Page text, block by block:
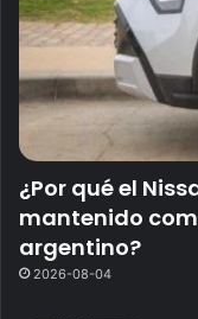
¿Por qué el
mantenido
argentino?
2026-08-04